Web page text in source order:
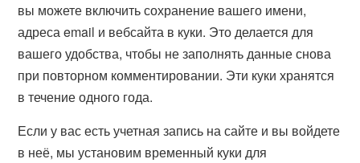
вы можете включить сохранение вашего имени,
адреса email и вебсайта в куки. Это делается для
вашего удобства, чтобы не заполнять данные снова
при повторном комментировании. Эти куки хранятся
в течение одного года.
Если у вас есть учетная запись на сайте и вы войдете
в неё, мы установим временный куки для